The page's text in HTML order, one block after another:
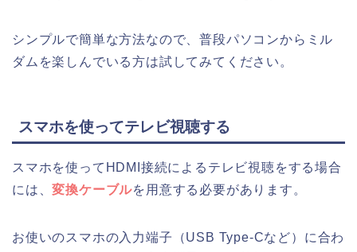
シンプルで簡単な方法なので、普段パソコンからミル
ダムを楽しんでいる方は試してみてください。
スマホを使ってテレビ視聴する
スマホを使ってHDMI接続によるテレビ視聴をする場合
には、変換ケーブルを用意する必要があります。
お使いのスマホの入力端子（USB Type-Cなど）に合わ